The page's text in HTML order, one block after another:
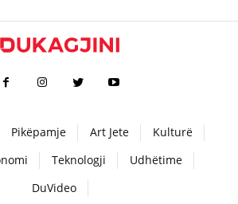
Pikëpamje Art Jete
Kulturë
Teknologji
Udhëtime
DuVideo